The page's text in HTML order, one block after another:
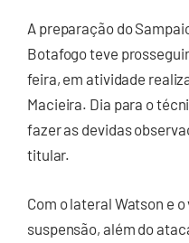
A preparação do
Botafogo teve
feira, em atividade
Macieira. Dia para o
fazer as devidas
titular.
Com o lateral Watson e
suspensão, além do